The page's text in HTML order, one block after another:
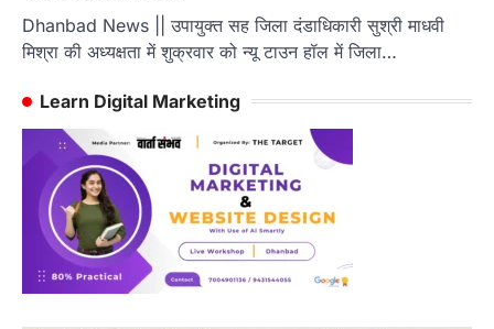
Dhanbad News || उपायुक्त सह जिला दंडाधिकारी सुश्री माधवी
मिश्रा की अध्यक्षता में शुक्रवार को न्यू टाउन हॉल में जिला…
Learn Digital Marketing